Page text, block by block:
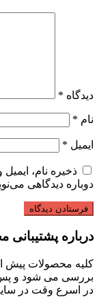
دیدگاه *
نام *
ایمیل *
ذخیره نام،
دوباره دیدگاهی
درباره
کلیه محصولات
بررسی می شود و پس
در اسرع وقت در